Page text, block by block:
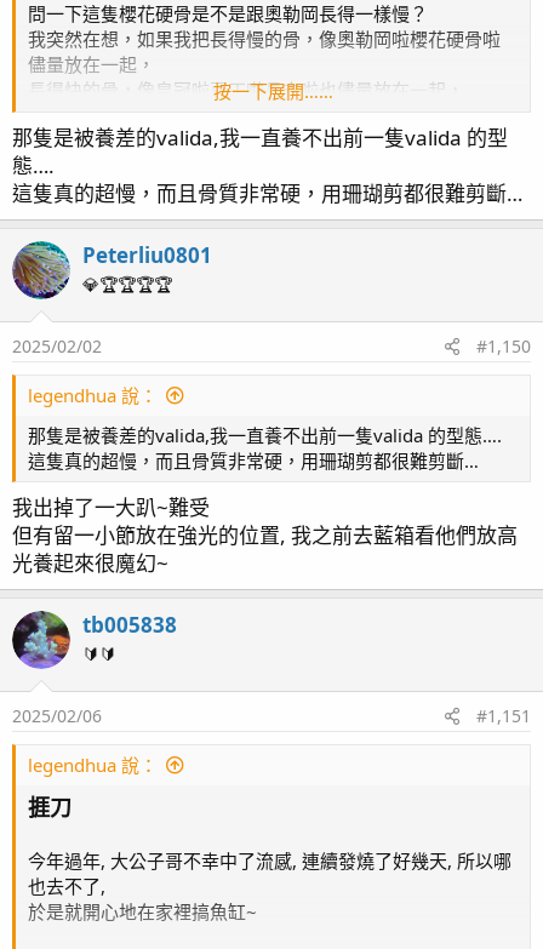
問一下這隻櫻花硬骨是不是跟奧勒岡長得一樣慢？
我突然在想，如果我把長得慢的骨，像奧勒岡啦櫻花硬骨啦
儘量放在一起，
長得快的骨，像皇冠啦豆丁啦長支啦也儘量放在一起，
哎真可惜，過年剛好生病，
祝早日康復～
按一下展開……
那隻是被養差的valida,我一直養不出前一隻valida 的型
態….
這隻真的超慢，而且骨質非常硬，用珊瑚剪都很難剪斷…
Peterliu0801
💎🏆🏆🏆🏆
2025/02/02 #1,150
legendhua 說：
那隻是被養差的valida,我一直養不出前一隻valida 的型態….
這隻真的超慢，而且骨質非常硬，用珊瑚剪都很難剪斷…
我出掉了一大趴~難受
但有留一小節放在強光的位置, 我之前去藍箱看他們放高
光養起來很魔幻~
tb005838
🔰🔰
2025/02/06 #1,151
legendhua 說：
捱刀
今年過年, 大公子哥不幸中了流感, 連續發燒了好幾天, 所以哪
也去不了,
於是就開心地在家裡搞魚缸~